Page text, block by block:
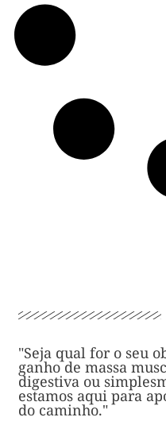
"Seja qual for o seu
ganho de massa
digestiva ou
estamos aqui para
do caminho."